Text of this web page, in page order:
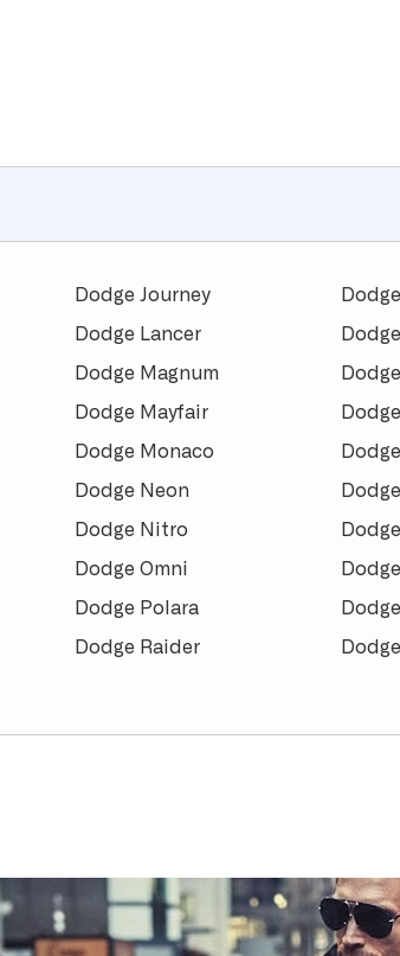
Dodge Journey
Dodge Lancer
Dodge Magnum
Dodge Mayfair
Dodge Monaco
Dodge Neon
Dodge Nitro
Dodge Omni
Dodge Polara
Dodge Raider